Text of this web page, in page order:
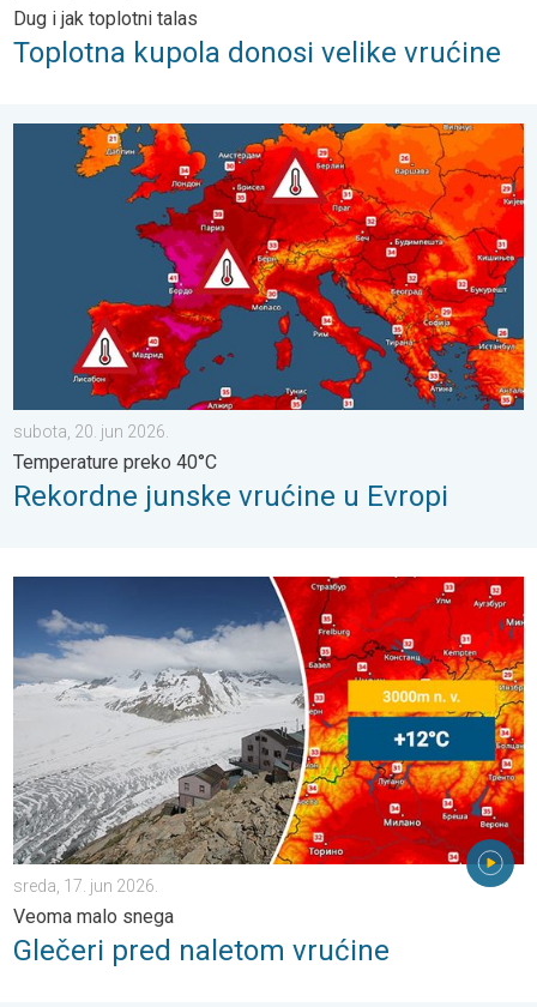
Dug i jak toplotni talas
Toplotna kupola donosi velike vrućine
Rekordne junske vrućine u Evropi. Temperature preko 40°C. .
subota, 20. jun 2026.
Temperature preko 40°C
Rekordne junske vrućine u Evropi
Glečeri pred naletom vrućine. Veoma malo snega. . . sreda,
sreda, 17. jun 2026.
Veoma malo snega
Glečeri pred naletom vrućine